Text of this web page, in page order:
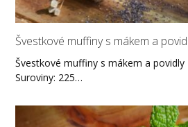
Švestkové muffiny s mákem a
Švestkové muffiny s mákem a povidly
Suroviny: 225…